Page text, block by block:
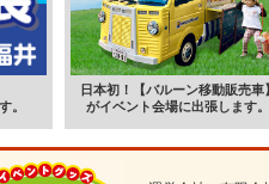
。
日本初！【バルーン移動販売車
がイベント会場に出張します。